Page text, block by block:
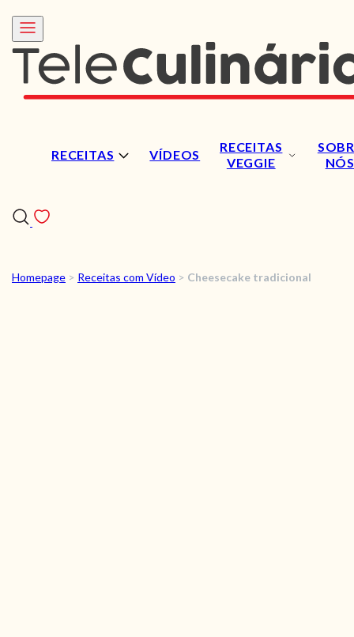
RECEITAS VÍDEOS
RECEITAS
VEGGIE
NÓS
RECEITAS
Homepage > Receitas com Vídeo > Cheesecake tradicional